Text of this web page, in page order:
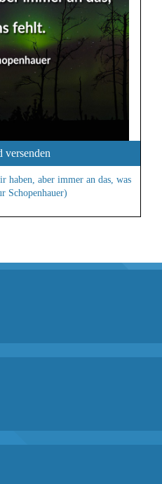
versenden
haben, aber immer an das, was
Schopenhauer)